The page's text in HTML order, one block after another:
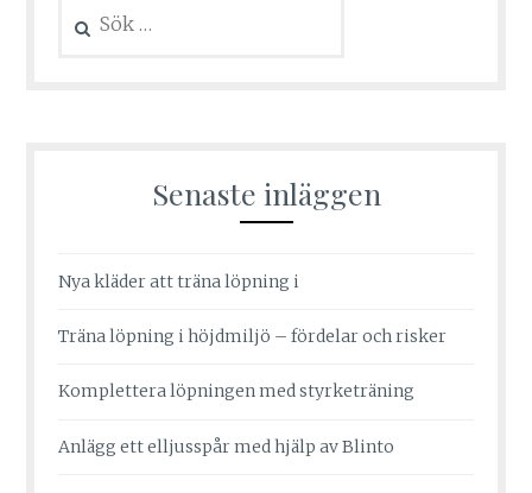
efter:
Senaste inläggen
Nya kläder att träna löpning i
Träna löpning i höjdmiljö – fördelar och risker
Komplettera löpningen med styrketräning
Anlägg ett elljusspår med hjälp av Blinto